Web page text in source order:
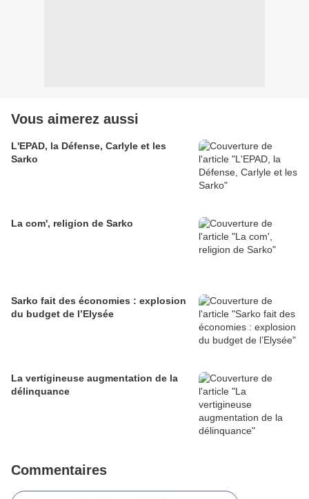
Vous aimerez aussi
L'EPAD, la Défense, Carlyle et les
Sarko
La com', religion de Sarko
Sarko fait des économies : explosion
du budget de l’Elysée
La vertigineuse augmentation de la
délinquance
Commentaires